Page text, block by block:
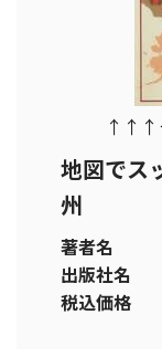
↑↑↑
地図でス
州
著者名
出版社名
税込価格